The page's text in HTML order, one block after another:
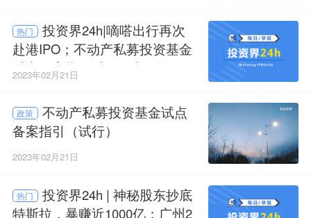
热门
投资界24h|嘀嗒出行再次
赴港IPO；不动产私募投资基金
试点备案指引试行；广汽资本
与广州产投共设300亿汽车产业
基金
2023年02月21日
政策
不动产私募投资基金试点
备案指引（试行）
2023年02月21日
热门
投资界24h | 神秘股东抄底
特斯拉，暴赚近1000亿；广州2